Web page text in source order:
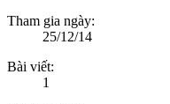
Tham gia ngày:
25/12/14
Bài viết:
1